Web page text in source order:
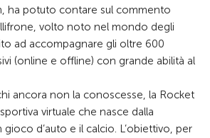
ha potuto contare sul commento
volto noto nel mondo degli
ad accompagnare gli oltre 600
(online e offline) con grande abilità al
ancora non la conoscesse, la Rocket
virtuale che nasce dalla
d’auto e il calcio. L’obiettivo, per